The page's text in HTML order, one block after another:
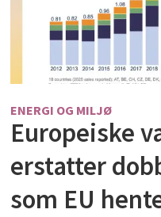
ENERGI OG MILJØ
Europeiske
erstatter
som EU